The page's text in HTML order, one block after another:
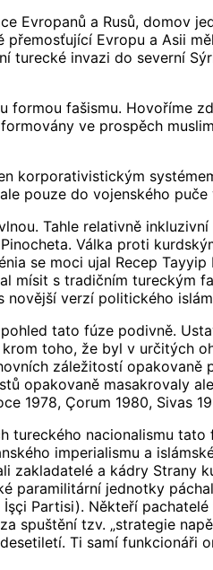
a Rusů, domov
Evropu a Asii
invazi do severní
fašismu. Hovoříme
ve prospěch
korporativistickým
pouze do vojenského puče
Tahle relativně
Válka proti
se moci ujal Recep
s tradičním tureckým
novější verzí politického
tato fúze podivně.
toho, že byl v určitých
záležitostí
opakovaně masakrovaly
1978, Çorum 1980, Sivas
nacionalismu
imperialismu a
a kádry Strany
paramilitární jednotky
Partisi). Někteří
spuštění tzv. „strategie
Ti samí funkcionáři